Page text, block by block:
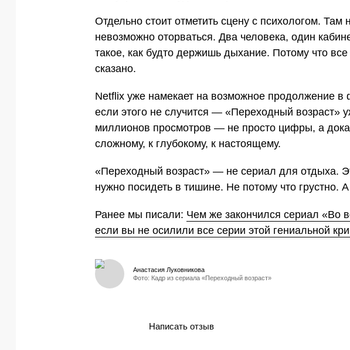
Отдельно стоит отметить сцену с психологом. Там
невозможно оторваться. Два человека, один
такое, как будто держишь дыхание. Потому что все
сказано.
Netflix уже намекает на возможное продолжение
если этого не случится — «Переходный возраст»
миллионов просмотров — не просто цифры, а
сложному, к глубокому, к настоящему.
«Переходный возраст» — не сериал для отдыха.
нужно посидеть в тишине. Не потому что грустно.
Ранее мы писали: Чем же закончился сериал «Во
если вы не осилили все серии этой гениальной
Фото: Кадр из сериала «Переходный возраст»
Анастасия Луковникова
Написать отзыв